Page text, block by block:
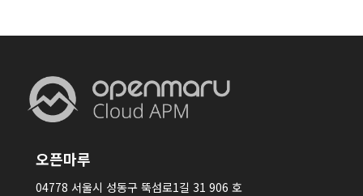
오픈마루
04778 서울시 성동구 뚝섬로1길 31 906 호